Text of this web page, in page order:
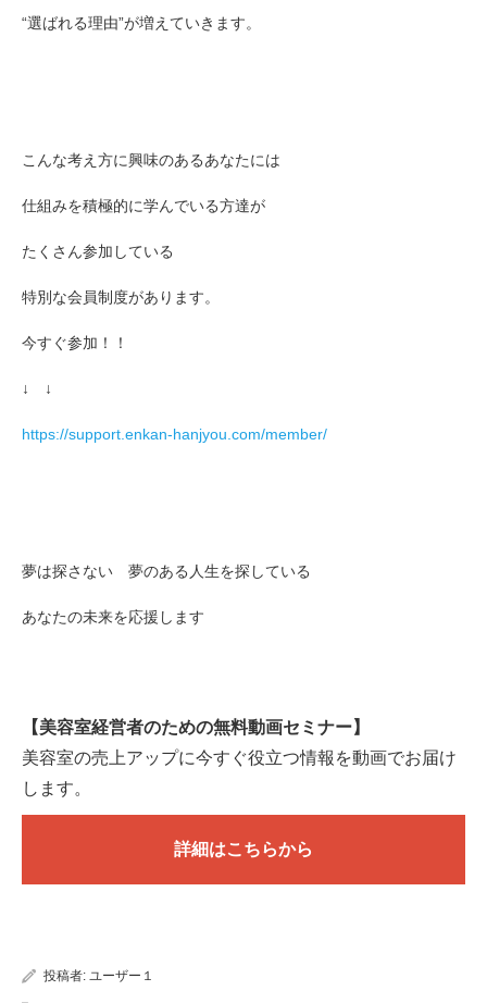
“選ばれる理由”が増えていきます。
こんな考え方に興味のあるあなたには
仕組みを積極的に学んでいる方達が
たくさん参加している
特別な会員制度があります。
今すぐ参加！！
↓ ↓
https://support.enkan-hanjyou.com/member/
夢は探さない 夢のある人生を探している
あなたの未来を応援します
【美容室経営者のための無料動画セミナー】
美容室の売上アップに今すぐ役立つ情報を動画でお届け
します。
詳細はこちらから
投稿者: ユーザー１